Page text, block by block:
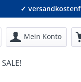
✓
Mein Konto
SALE!